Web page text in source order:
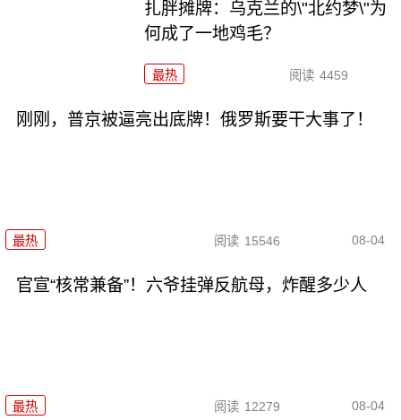
扎胖摊牌：乌克兰的\"北约梦\"为
何成了一地鸡毛？
最热 阅读 4459
刚刚，普京被逼亮出底牌！俄罗斯要干大事了！
最热 阅读 15546 08-04
官宣“核常兼备”！六爷挂弹反航母，炸醒多少人
最热 阅读 12279 08-04